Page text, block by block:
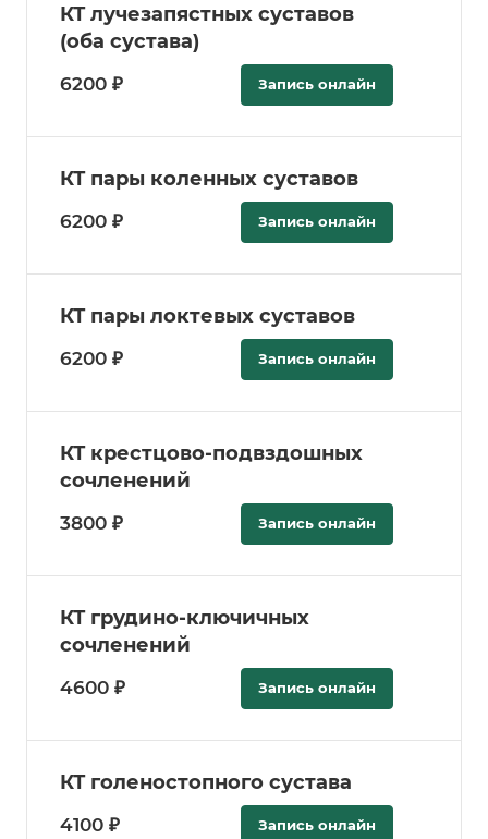
КТ лучезапястных суставов
(оба сустава)
6200 ₽ Запись онлайн
КТ пары коленных суставов
6200 ₽ Запись онлайн
КТ пары локтевых суставов
6200 ₽ Запись онлайн
КТ крестцово-подвздошных
сочленений
3800 ₽ Запись онлайн
КТ грудино-ключичных
сочленений
4600 ₽ Запись онлайн
КТ голеностопного сустава
4100 ₽ Запись онлайн